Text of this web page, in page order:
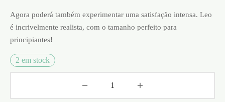
Agora poderá também experimentar uma satisfação intensa. Leo
é incrivelmente realista, com o tamanho perfeito para
principiantes!
2 em stock